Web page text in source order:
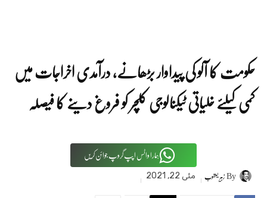
حکومت کا آلو کی پیداوار بڑھانے، درآمدی اخراجات میں
کمی کیلئے خلیاتی ٹیکنالوجی کلچر کو فروغ دینے کا فیصلہ
ہمارا واٹس اپپ گروپ جوائن کریں
Byزبیر یعقوب مئی 22, 2021